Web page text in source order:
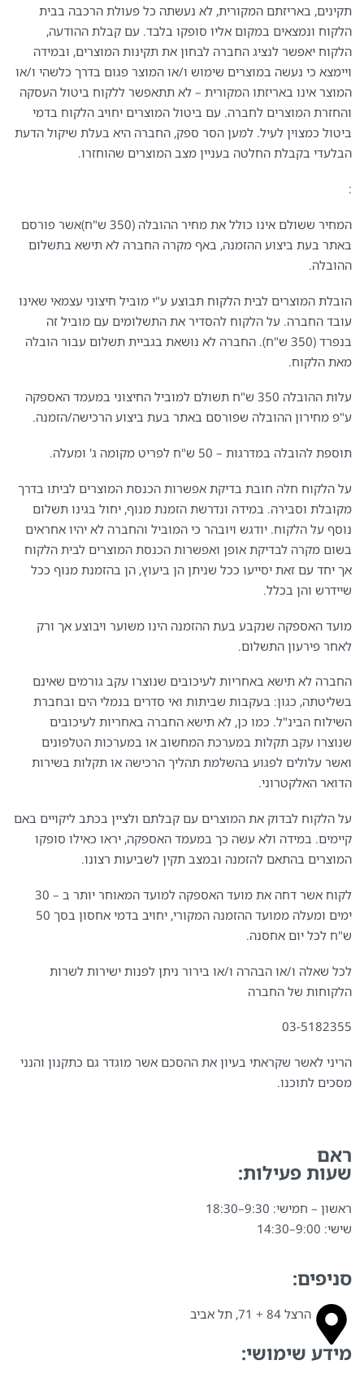
תקינים, באריזתם המקורית, לא נעשתה כל פעולת הרכבה בבית
הלקוח ונמצאים במקום אליו סופקו בלבד. עם קבלת ההודעה,
הלקוח יאפשר לנציג החברה לבחון את תקינות המוצרים, ובמידה
ויימצא כי נעשה במוצרים שימוש ו/או המוצר פגום בדרך כלשהי ו/או
המוצר אינו באריזתו המקורית – לא תתאפשר ללקוח ביטול העסקה
והחזרת המוצרים לחברה. עם ביטול המוצרים יחויב הלקוח בדמי
ביטול כמצוין לעיל. למען הסר ספק, החברה היא בעלת שיקול הדעת
הבלעדי בקבלת החלטה בעניין מצב המוצרים שהוחזרו.
:
המחיר ששולם אינו כולל את מחיר ההובלה (350 ש"ח)אשר פורסם
באתר בעת ביצוע ההזמנה, באף מקרה החברה לא תישא בתשלום
ההובלה.
הובלת המוצרים לבית הלקוח תבוצע ע"י מוביל חיצוני עצמאי שאינו
עובד החברה. על הלקוח להסדיר את התשלומים עם מוביל זה
בנפרד (350 ש"ח). החברה לא נושאת בגביית תשלום עבור הובלה
מאת הלקוח.
עלות ההובלה 350 ש"ח תשולם למוביל החיצוני במעמד האספקה
ע"פ מחירון ההובלה שפורסם באתר בעת ביצוע הרכישה/הזמנה.
תוספת להובלה במדרגות – 50 ש"ח לפריט מקומה ג' ומעלה.
על הלקוח חלה חובת בדיקת אפשרות הכנסת המוצרים לביתו בדרך
מקובלת וסבירה. במידה ונדרשת הזמנת מנוף, יחול בגינו תשלום
נוסף על הלקוח. יודגש ויובהר כי המוביל והחברה לא יהיו אחראים
בשום מקרה לבדיקת אופן ואפשרות הכנסת המוצרים לבית הלקוח
אך יחד עם זאת יסייעו ככל שניתן הן ביעוץ, הן בהזמנת מנוף ככל
שיידרש והן בכלל.
מועד האספקה שנקבע בעת ההזמנה הינו משוער ויבוצע אך ורק
לאחר פירעון התשלום.
החברה לא תישא באחריות לעיכובים שנוצרו עקב גורמים שאינם
בשליטתה, כגון: בעקבות שביתות ואי סדרים בנמלי הים ובחברת
השילוח הבינ"ל. כמו כן, לא תישא החברה באחריות לעיכובים
שנוצרו עקב תקלות במערכת המחשוב או במערכות הטלפונים
ואשר עלולים לפגוע בהשלמת תהליך הרכישה או תקלות בשירות
הדואר האלקטרוני.
על הלקוח לבדוק את המוצרים עם קבלתם ולציין בכתב ליקויים באם
קיימים. במידה ולא עשה כך במעמד האספקה, יראו כאילו סופקו
המוצרים בהתאם להזמנה ובמצב תקין לשביעות רצונו.
לקוח אשר דחה את מועד האספקה למועד המאוחר יותר ב – 30
ימים ומעלה ממועד ההזמנה המקורי, יחויב בדמי אחסון בסך 50
ש"ח לכל יום אחסנה.
לכל שאלה ו/או הבהרה ו/או בירור ניתן לפנות ישירות לשרות
הלקוחות של החברה
03-5182355
הריני לאשר שקראתי בעיון את ההסכם אשר מוגדר גם כתקנון והנני
מסכים לתוכנו.
ראם
שעות פעילות:
ראשון – חמישי: 9:30–18:30
שישי: 9:00–14:30
סניפים:
הרצל 84 + 71, תל אביב
מידע שימושי: